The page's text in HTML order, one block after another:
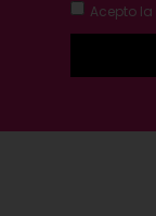
Acepto la